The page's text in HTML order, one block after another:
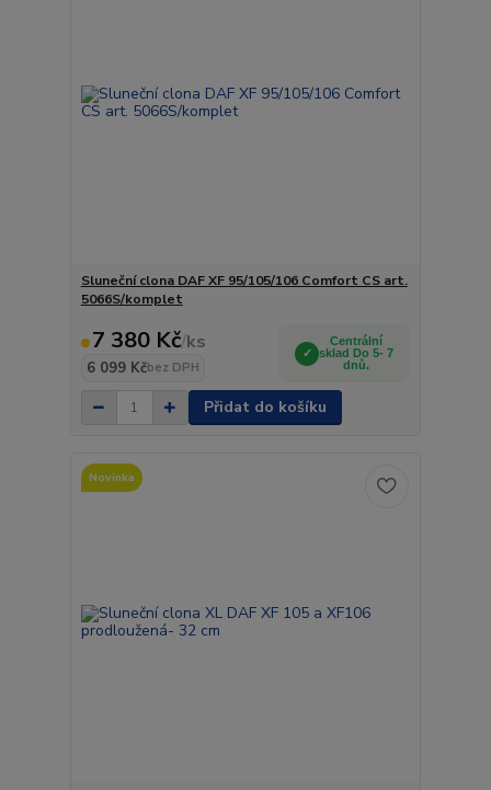
Sluneční clona DAF XF 95/105/106 Comfort CS art.
5066S/komplet
7 380 Kč/ks
6 099 Kčbez DPH
Centrální
sklad Do 5- 7
dnů.
Přidat do košíku
Novinka